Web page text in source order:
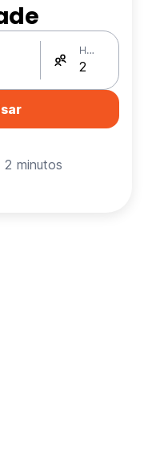
Hóspedes
2 minutos